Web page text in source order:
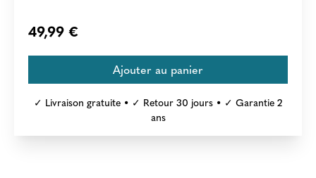
49,99 €
✓ Livraison gratuite • ✓ Retour 30 jours • ✓ Garantie 2
ans